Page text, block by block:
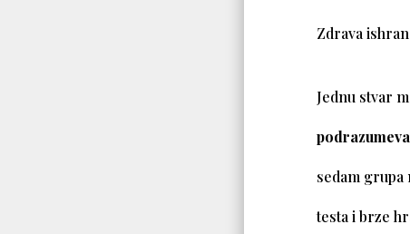
Zdrava
Jednu stvar
sedam grupa
testa i brze